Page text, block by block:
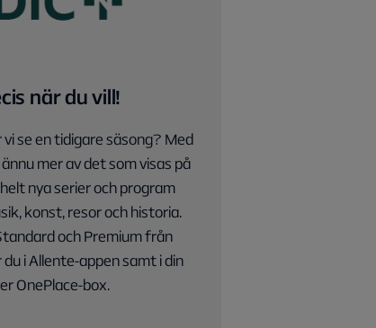
när du vill!
se en tidigare säsong? Med
mer av det som visas på
nya serier och program
konst, resor och historia.
och Premium från
i Allente-appen samt i din
OnePlace-box.